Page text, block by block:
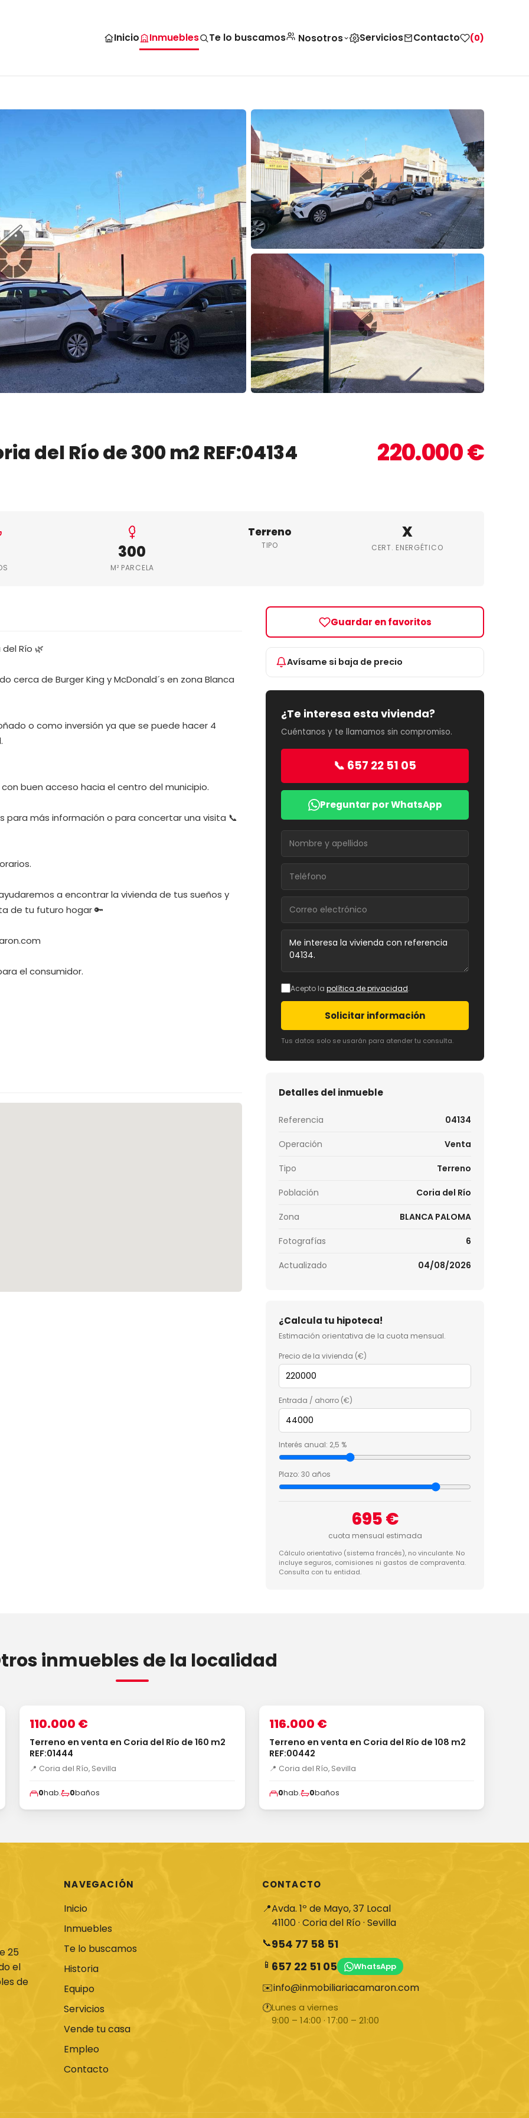
Inicio Inmuebles Te lo buscamos Nosotros Servicios Contacto (0)
del Río de 300 m2 REF:04134 220.000 €
300
M² PARCELA
Terreno
TIPO
X
CERT. ENERGÉTICO
Río 🌿
cerca de Burger King y McDonald´s en zona Blanca
o como inversión ya que se puede hacer 4
buen acceso hacia el centro del municipio.
para más información o para concertar una visita 📞
a encontrar la vivienda de tus sueños y
de tu futuro hogar 🔑
el consumidor.
Guardar en favoritos
Avísame si baja de precio
¿Te interesa esta vivienda?
Cuéntanos y te llamamos sin compromiso.
📞 657 22 51 05
Preguntar por WhatsApp
Acepto la política de privacidad.
Solicitar información
Tus datos solo se usarán para atender tu consulta.
Detalles del inmueble
Referencia 04134
Operación Venta
Tipo Terreno
Población Coria del Río
Zona BLANCA PALOMA
Fotografías 6
Actualizado 04/08/2026
¿Calcula tu hipoteca!
Estimación orientativa de la cuota mensual.
Precio de la vivienda (€)
Entrada / ahorro (€)
Interés anual: 2,5 %
Plazo: 30 años
695 €
cuota mensual estimada
Cálculo orientativo (sistema francés), no vinculante. No
incluye seguros, comisiones ni gastos de compraventa.
Consulta con tu entidad.
inmuebles de la localidad
VENTA
110.000 €
Terreno en venta en Coria del Río de 160 m2
REF:01444
📍 Coria del Río, Sevilla
0hab. 0baños
VENTA
116.000 €
Terreno en venta en Coria del Río de 108 m2
REF:00442
📍 Coria del Río, Sevilla
0hab. 0baños
25
el
de
NAVEGACIÓN
Inicio
Inmuebles
Te lo buscamos
Historia
Equipo
Servicios
Vende tu casa
Empleo
Contacto
CONTACTO
📍Avda. 1º de Mayo, 37 Local
41100 · Coria del Río · Sevilla
📞954 77 58 51
📱 657 22 51 05 WhatsApp
✉️info@inmobiliariacamaron.com
🕐Lunes a viernes
9:00 – 14:00 · 17:00 – 21:00